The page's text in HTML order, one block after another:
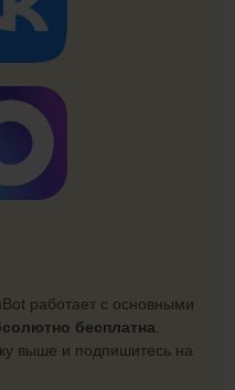
работает с основными
бесплатна
выше и подпишитесь на